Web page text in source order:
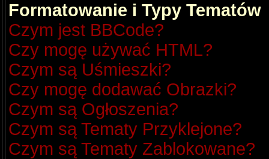
Formatowanie i Typy Tematów
Czym jest BBCode?
Czy mogę używać HTML?
Czym są Uśmieszki?
Czy mogę dodawać Obrazki?
Czym są Ogłoszenia?
Czym są Tematy Przyklejone?
Czym są Tematy Zablokowane?